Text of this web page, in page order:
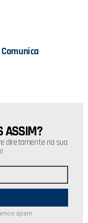
Comunica
ASSIM?
diretamente na sua
spam